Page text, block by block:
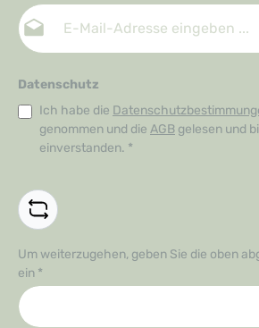
E-Mail-Adresse*
Datenschutz
Ich habe die
genommen und die AGB gelesen und
einverstanden. *
Um weiterzugehen, geben Sie die oben
ein *